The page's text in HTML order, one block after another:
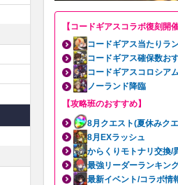
【コードギアスコラボ復刻開催
コードギアス当たりラ
コードギアス確保数お
コードギアスコロシア
ノーランド降臨
【攻略班のおすすめ】
8月クエスト(夏休みク
8月EXラッシュ
からくりモトナリ交換/
最強リーダーランキン
最新イベント/コラボ情